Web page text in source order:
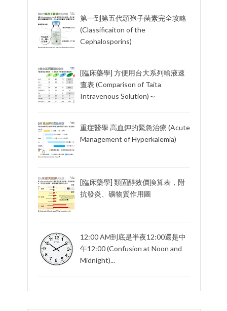
第一到第五代頭孢子菌素完全攻略
(Classificaiton of the
Cephalosporins)
[臨床藥學] 方便用台大系列輸液速
查表 (Comparison of Taita
Intravenous Solution)～
重症醫學 高血鉀的緊急治療 (Acute
Management of Hyperkalemia)
[臨床藥學] 類固醇效價換算表，附
抗發炎、礦物質作用圖
12:00 AM到底是半夜12:00還是中
午12:00 (Confusion at Noon and
Midnight)...